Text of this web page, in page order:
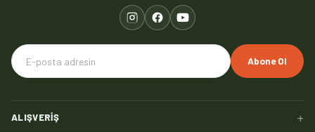
Abone Ol
ALIŞVERIŞ +